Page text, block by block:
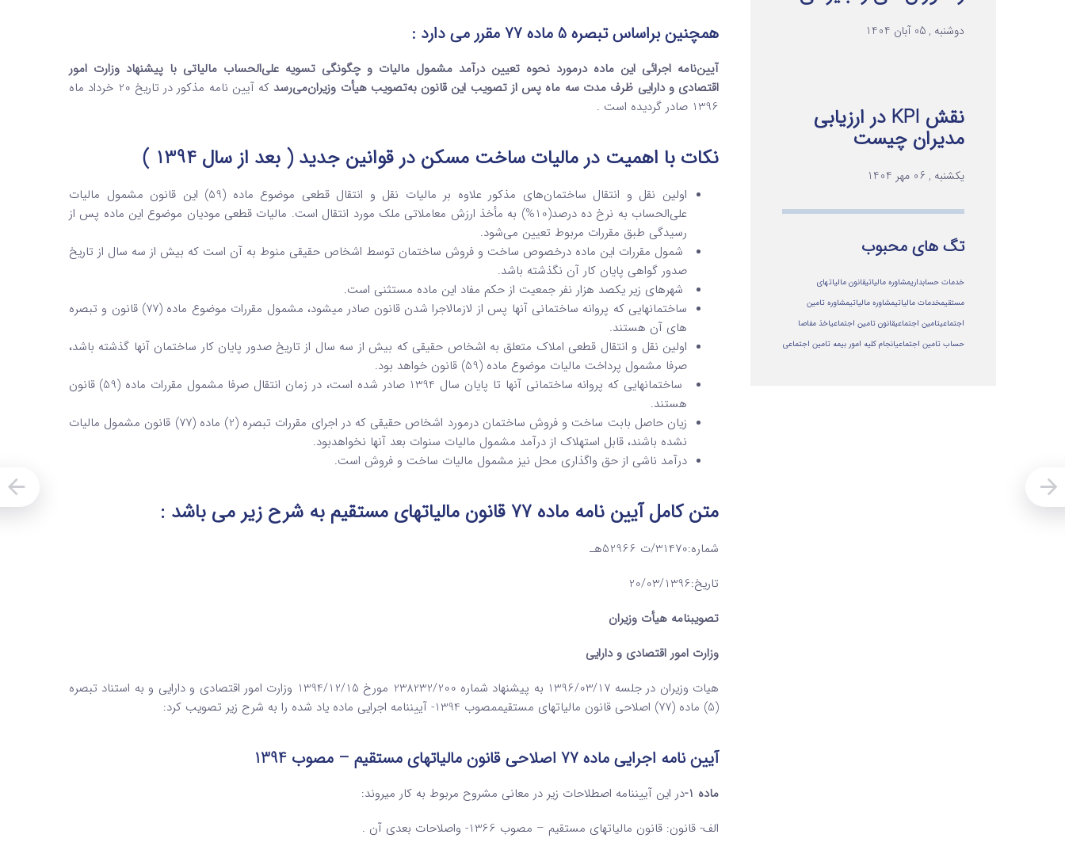
همچنین براساس تبصره 5 ماده 77 مقرر می دارد :
آیین‌نامه اجرائی این ماده درمورد نحوه تعیین درآمد مشمول مالیات و چگونگی تسویه علی‌الحساب مالیاتی با پیشنهاد وزارت امور
اقتصادی و دارایی ظرف مدت سه ماه پس از تصویب این قانون به‌تصویب هیأت وزیرانمی‌رسد
که آیین نامه مذکور در تاریخ 20 خرداد ماه
1396 صادر گردیده است .
نکات با اهمیت در مالیات ساخت مسکن در قوانین جدید ( بعد از سال 1394 )
اولین نقل و انتقال ساختمان‌های مذکور علاوه بر مالیات نقل و انتقال قطعی موضوع ماده (59) این قانون مشمول مالیات
علی‌الحساب به نرخ ده درصد(10%) به مأخذ ارزش معاملاتی ملک مورد انتقال است. مالیات قطعی مودیان موضوع این ماده پس از
رسیدگی طبق مقررات مربوط تعیین می‌شود.
شمول مقررات این ماده درخصوص ساخت و فروش ساختمان توسط اشخاص حقیقی منوط به آن است که بیش از سه سال از تاریخ
صدور گواهی پایان کار آن نگذشته باشد.
شهرهای زیر یکصد هزار نفر جمعیت از حکم مفاد این ماده مستثنی است.
ساختمان­هایی که پروانه ساختمانی آنها پس از لازم­الاجرا شدن قانون صادر می­شود، مشمول مقررات موضوع ماده (77) قانون و تبصره
­های آن هستند.
اولین نقل و انتقال قطعی املاک متعلق به اشخاص حقیقی که بیش از سه سال از تاریخ صدور پایان کار ساختمان آنها گذشته باشد،
صرفا مشمول پرداخت مالیات موضوع ماده (59) قانون خواهد بود.
ساختمان­هایی که پروانه ساختمانی آنها تا پایان سال 1394 صادر شده است، در زمان انتقال صرفا مشمول مقررات ماده (59) قانون
هستند.
زیان حاصل بابت ساخت و فروش ساختمان درمورد اشخاص حقیقی که در اجرای مقررات تبصره (2) ماده (77) قانون مشمول مالیات
نشده ­باشند، قابل استهلاک از درآمد مشمول مالیات سنوات بعد آنها نخواهدبود.
درآمد ناشی از حق واگذاری محل نیز مشمول مالیات ساخت و فروش است.
متن کامل آیین نامه ماده 77 قانون مالیاتهای مستقیم به شرح زیر می باشد :
شماره:31470/ت 52966هـ
تاریخ:20/03/1396
تصویب­نامه هیأت وزیران
وزارت امور اقتصادی و دارایی
هیات وزیران در جلسه 1396/03/17 به پیشنهاد شماره 238232/200 مورخ 1394/12/15 وزارت امور اقتصادی و دارایی و به استناد تبصره
(5) ماده (77) اصلاحی قانون مالیات­های مستقیم­مصوب 1394­­- آیین­نامه اجرایی ماده یاد شده را به شرح زیر تصویب کرد:
آیین­ نامه اجرایی ماده 77 اصلاحی قانون مالیات­های مستقیم – مصوب 1394
ماده 1-
در این آیین­نامه اصطلاحات زیر در معانی مشروح مربوط به کار می­روند:
الف- قانون: قانون مالیات­های مستقیم – مصوب 1366- واصلاحات بعدی آن .
دوشنبه , 05 آبان 1404
نقش KPI در ارزیابی
مدیران چیست
یکشنبه , 06 مهر 1404
تگ های محبوب
خدمات حسابداریمشاوره مالیاتیقانون مالیاتهای
مستقیمخدمات مالیاتیمشاوره مالياتيمشاوره تامین
اجتماعیتامین اجتماعیقانون تامین اجتماعیاخذ مفاصا
حساب تامین اجتماعیانجام کلیه امور بیمه تامین اجتماعی